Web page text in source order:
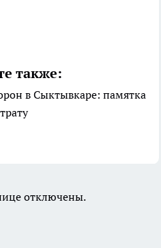
также:
в Сыктывкаре: памятка
отключены.